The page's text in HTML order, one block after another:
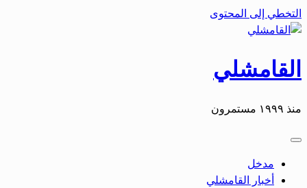
التخطي إلى المحتوى
القامشلي
منذ ١٩٩٩ مستمرون
مدخل
أخبار القامشلي